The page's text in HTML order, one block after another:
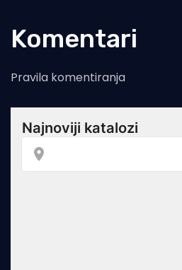
Komentari
Pravila komentiranja